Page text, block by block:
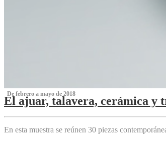
‌ De febrero a mayo de 2018
El ajuar, talavera, cerámica y
‌
En esta muestra se reúnen 30 piezas